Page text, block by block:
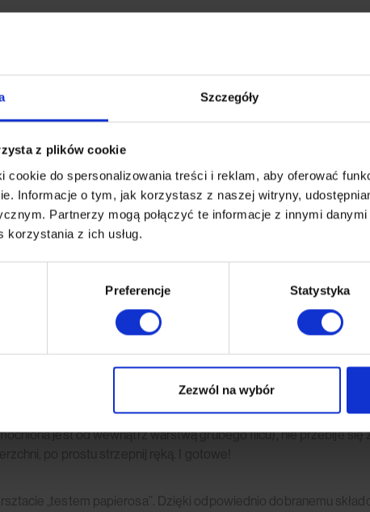
Szczegóły
z plików cookie
cookie do spersonalizowania treści i reklam, aby oferować
Informacje o tym, jak korzystasz z naszej witryny,
Partnerzy mogą połączyć te informacje z innymi
korzystania z ich usług.
Preferencje Statystyka
Zezwól na wybór
materiału – w uproszczeniu często mówi się o nim jako
razy, żeby sprawdzić, jak bardzo wytrzymała będzie w
Skąd będziesz wiedzieć, czy to dużo, czy mało?
które mają posłużyć przez lata (albo sprawdzić się w tak
spokojny – nawet w nieoszczędzanym zabawą pokoju
temu mocniejsza? I tak – i nie. Wszystko zależy od konkretnego
trwały. Dlatego gramaturę tkaniny podaje się już głównie dla
wiesz.
wyobraźni widzisz, jak na obicie chlusta rozlana kawa…
nie wnikają w głąb włókien tkaniny, a do czyszczenia
zwierzaków przed wskakiwaniem Ci na kolana!
szerokim łukiem?
gładkości materiału – dzięki czemu Leo ma zwiększoną
z układów włosia po prostu… łaskoczą koty w poduszeczki
jest od wewnątrz warstwą grubego filcu), nie przebije się
po prostu strzepnij ręką. I gotowe!
„testem papierosa”. Dzięki odpowiednio dobranemu